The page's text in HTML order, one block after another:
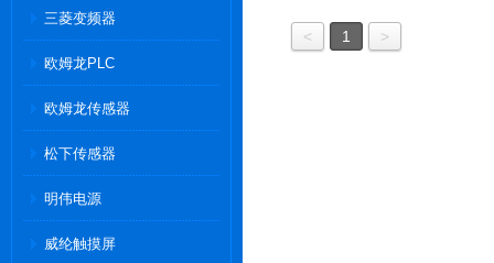
三菱变频器
欧姆龙PLC
欧姆龙传感器
松下传感器
明伟电源
威纶触摸屏
< 1 >